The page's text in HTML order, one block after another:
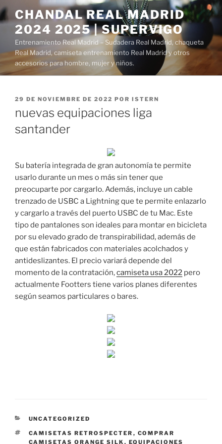
Saltar
al
contenido
CHANDAL REAL MADRID
2024 2025 | SUPERVIGO
Entrenamiento Real Madrid – Sudadera Real Madrid, chaqueta
Real Madrid, camiseta entrenamiento Real Madrid y otros
accesorios para hombre, mujer y niños.
PUBLICADO
29 DE NOVIEMBRE DE 2022 POR ISTERN
nuevas equipaciones liga
santander
Su batería integrada de gran autonomía te permite
usarlo durante un mes o más sin tener que
preocuparte por cargarlo. Además, incluye un cable
trenzado de USBC a Lightning que te permite enlazarlo
y cargarlo a través del puerto USBC de tu Mac. Este
tipo de pantalones son ideales para montar en bicicleta
por su elevado grado de transpirabilidad, además de
que están fabricados con materiales acolchados y
antideslizantes. El precio variará depende del
momento de la contratación,camiseta usa 2022 pero
actualmente Footters tiene varios planes diferentes
según seamos particulares o bares.
CATEGORÍAS
UNCATEGORIZED
ETIQUETAS
CAMISETAS RETROSPECTER , COMPRAR
CAMISETAS ORANGE SILK , EQUIPACIONES